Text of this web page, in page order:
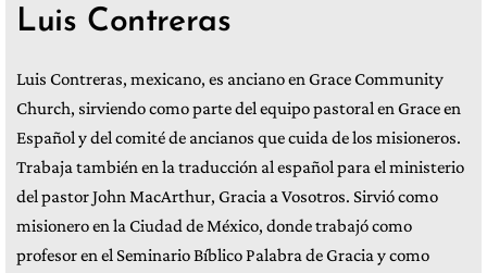
Luis Contreras
Luis Contreras, mexicano, es anciano en Grace Community
Church, sirviendo como parte del equipo pastoral en Grace en
Español y del comité de ancianos que cuida de los misioneros.
Trabaja también en la traducción al español para el ministerio
del pastor John MacArthur, Gracia a Vosotros. Sirvió como
misionero en la Ciudad de México, donde trabajó como
profesor en el Seminario Bíblico Palabra de Gracia y como